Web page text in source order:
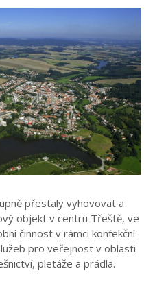
přestaly vyhovovat a
objekt v centru Třeště, ve
činnost v rámci konfekční
pro veřejnost v oblasti
pletáže a prádla.